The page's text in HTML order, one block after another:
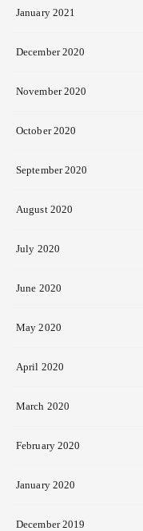
January 2021
December 2020
November 2020
October 2020
September 2020
August 2020
July 2020
June 2020
May 2020
April 2020
March 2020
February 2020
January 2020
December 2019